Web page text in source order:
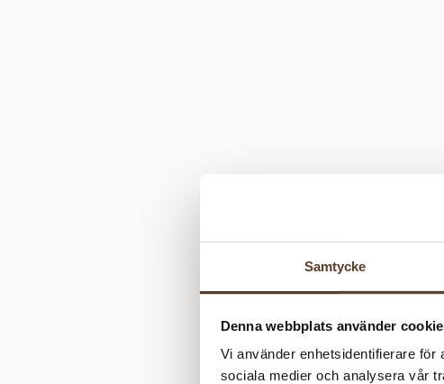
Samtycke
Denna webbplats använder
Vi använder enhetsidentifierare för
sociala medier och analysera vår